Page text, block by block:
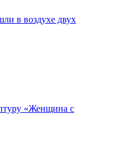
в воздухе двух
«Женщина с